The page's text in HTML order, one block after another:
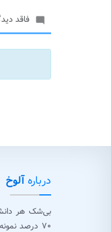
 فاقد
درباره آلوخ
بی‌شک هر
۷۰ درصد